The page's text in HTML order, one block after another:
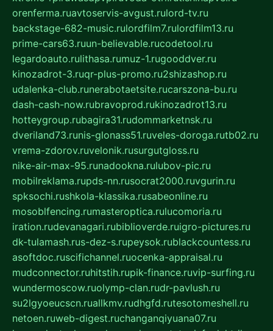
orenferma.ruavtoservis-avgust.rulord-tv.ru
backstage-682-music.rulordfilm7.rulordfilm13.ru
prime-cars63.ruun-believable.rucodetool.ru
legardoauto.rulithasa.rumuz-1.rugooddver.ru
kinozadrot-3.ruqr-plus-promo.ru2shizashop.ru
udalenka-club.runerabotaetsite.rucarszona-bu.ru
dash-cash-now.rubravoprod.rukinozadrot13.ru
hotteygroup.rubagira31.rudommarketnsk.ru
dveriland73.runis-glonass51.ruveles-doroga.rutb02.ru
vrema-zdorov.ruvelonik.rusurgutgloss.ru
nike-air-max-95.runadookna.rulubov-pic.ru
mobilreklama.rupds-nn.rusocrat2000.ruvgurin.ru
spksochi.rushkola-klassika.rusabeonline.ru
mosoblfencing.rumasteroptica.rulucomoria.ru
iration.rudevanagari.rubiblioverde.ruigro-pictures.ru
dk-tulamash.rus-dez-s.rupeysok.rublackcountess.ru
asoftdoc.ruscifichannel.ruocenka-appraisal.ru
mudconnector.ruhitstih.rupik-finance.ruvip-surfing.ru
wundermoscow.ruolymp-clan.rudr-pavlush.ru
su2lgyoeucscn.ruallkmv.rudhgfd.rutesotomeshell.ru
netoen.ruweb-digest.ruchanganqiyuana07.ru